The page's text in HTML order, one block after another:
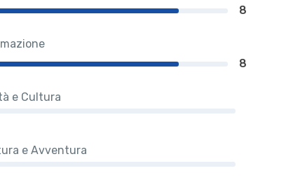
8
8
e Cultura
e Avventura